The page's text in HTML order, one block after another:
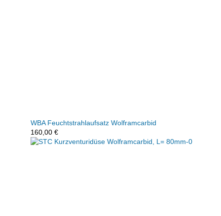
WBA Feuchtstrahlaufsatz Wolframcarbid
160,00 €